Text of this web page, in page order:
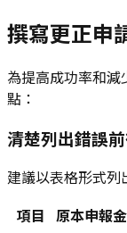
撰寫更正申
為提高成功率和
點：
清楚列出錯誤
建議以表格形式列
項目 原本申報